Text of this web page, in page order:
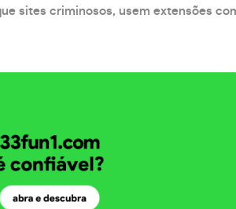
sites criminosos, usem extensões